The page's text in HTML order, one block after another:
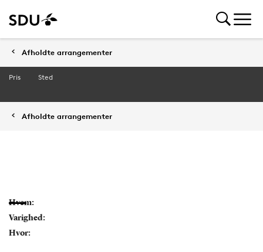
Afholdte arrangementer
Pris Sted
Afholdte arrangementer
Hvem:
Varighed:
Hvor: